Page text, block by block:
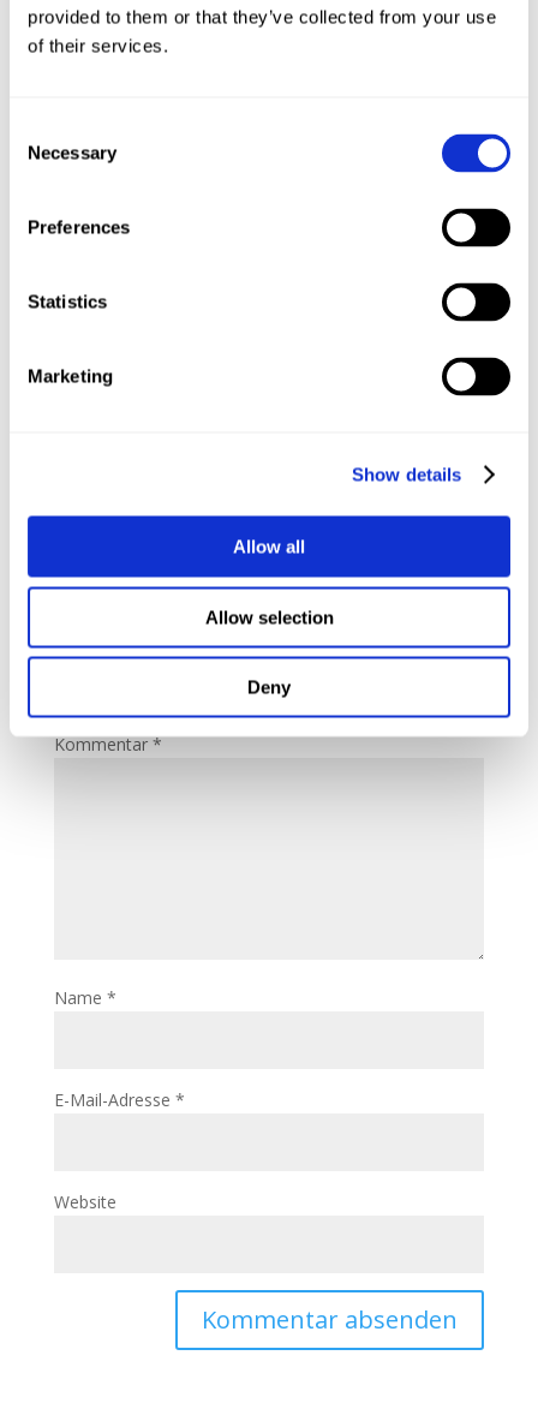
provided to them or that they’ve collected from your use
of their services.
Selection
Necessary
Preferences
Statistics
Marketing
Show details
Allow all
Allow selection
Deny
noch verfestigt. Gießt alles durch ein Sieb und einen
Trichter in eine vorbereitete Flasche. Es ergibt ungefähr
Gebt alle Zutaten in dem TM. 8 min/ 70°C/ Stufe 4.
Tipp: Erscheint euch euer Eierlikör zu dick, könnt ihr
Ich wünsche euch viel Spaß beim Nachmachen.
Kommentar absenden
Erforderliche Felder sind mit*markiert
Kommentar*
Name *
E-Mail-Adresse *
Website